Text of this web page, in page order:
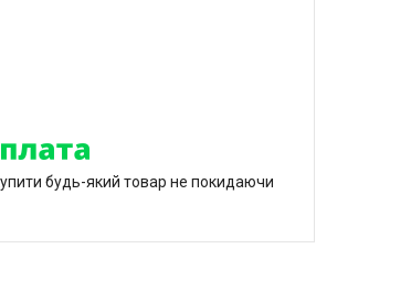
будь-який товар не покидаючи